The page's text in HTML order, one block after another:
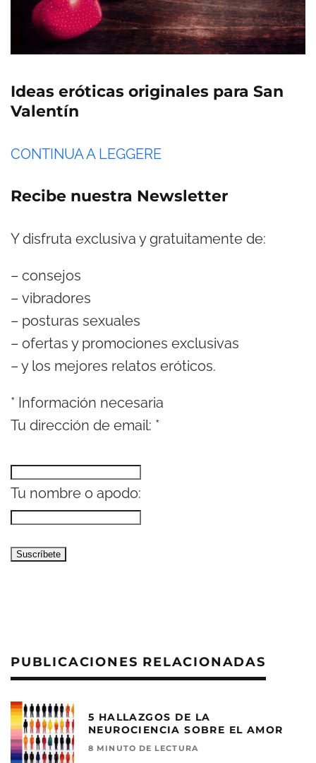
Ideas eróticas originales para San
Valentín
CONTINUA A LEGGERE
Recibe nuestra Newsletter
Y disfruta exclusiva y gratuitamente de:
– consejos
– vibradores
– posturas sexuales
– ofertas y promociones exclusivas
– y los mejores relatos eróticos.
* Información necesaria
Tu dirección de email: *
Tu nombre o apodo:
PUBLICACIONES RELACIONADAS
5 HALLAZGOS DE LA
NEUROCIENCIA SOBRE EL AMOR
8 MINUTO DE LECTURA